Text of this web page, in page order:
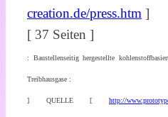
creation.de/press.htm ]
[ 37 Seiten ]
: Baustellenseitig hergestellte
Treibhausgase :
] QUELLE [ http://